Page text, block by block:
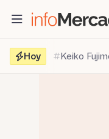
contenido
Hoy
Keiko